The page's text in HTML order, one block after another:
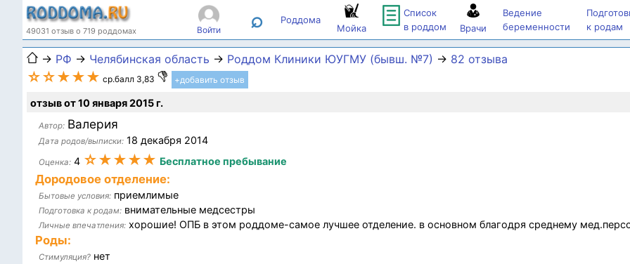
49031 отзыв о 719 роддомах Войти ⌕ Роддома
Мойка
Список
в роддом
Врачи
Ведение
беременности
к родам
→ РФ → Челябинская область → Роддом Клиники ЮУГМУ (бывш. №7) → 82 отзыва
☆☆★★★ ср.балл 3,83 +добавить отзыв
отзыв от 10 января 2015 г.
Автор: Валерия
Дата родов/выписки: 18 декабря 2014
Оценка: 4 ☆★★★★ Бесплатное пребывание
Дородовое отделение:
Бытовые условия: приемлимые
Подготовка к родам: внимательные медсестры
Личные впечатления: хорошие! ОПБ в этом роддоме-самое лучшее отделение. в основном благодря среднему
Роды:
Стимуляция? нет